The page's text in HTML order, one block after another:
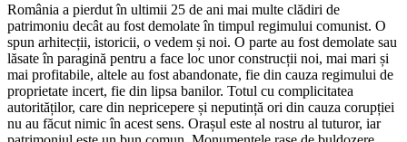
România a pierdut în ultimii 25 de ani mai multe clădiri de
patrimoniu decât au fost demolate în timpul regimului comunist. O
spun arhitecții, istoricii, o vedem și noi. O parte au fost demolate sau
lăsate în paragină pentru a face loc unor construcții noi, mai mari și
mai profitabile, altele au fost abandonate, fie din cauza regimului de
proprietate incert, fie din lipsa banilor. Totul cu complicitatea
autorităților, care din nepricepere și neputință ori din cauza corupției
nu au făcut nimic în acest sens. Orașul este al nostru al tuturor, iar